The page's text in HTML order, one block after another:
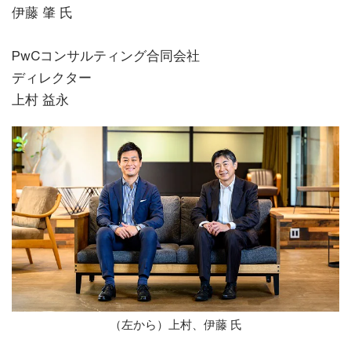
伊藤 肇 氏
PwCコンサルティング合同会社
ディレクター
上村 益永
（左から）上村、伊藤 氏